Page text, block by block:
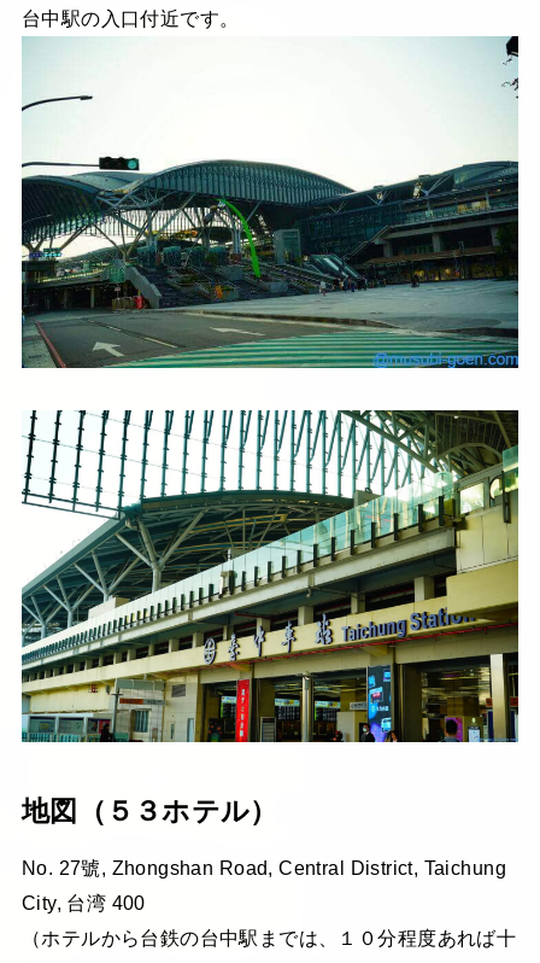
台中駅の入口付近です。
地図（５３ホテル）
No. 27號, Zhongshan Road, Central District, Taichung
City, 台湾 400
（ホテルから台鉄の台中駅までは、１０分程度あれば十